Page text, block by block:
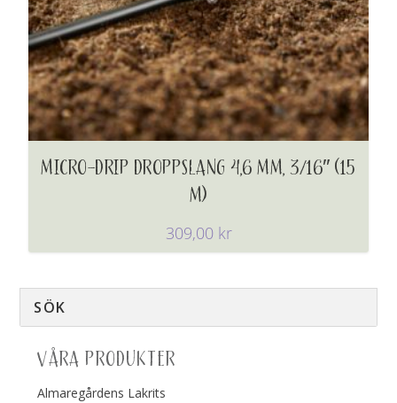
MICRO-DRIP DROPPSLANG 4,6 MM, 3/16″ (15
M)
309,00 kr
VÅRA PRODUKTER
Almaregårdens Lakrits